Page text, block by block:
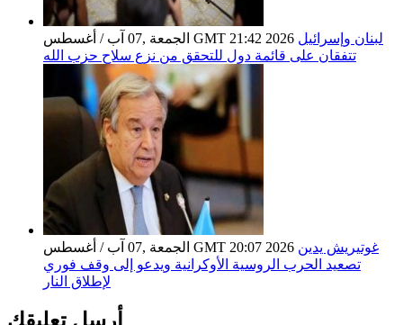
الجمعة ,07 آب / أغسطس GMT 21:42 2026 لبنان وإسرائيل
تتفقان على قائمة دول للتحقق من نزع سلاح حزب الله
الجمعة ,07 آب / أغسطس GMT 20:07 2026 غوتيريش يدين
تصعيد الحرب الروسية الأوكرانية ويدعو إلى وقف فوري
لإطلاق النار
أرسل تعليقك